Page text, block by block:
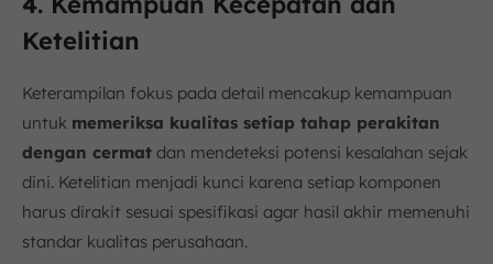
Ketelitian
Keterampilan fokus pada detail mencakup kemampuan
untuk memeriksa kualitas setiap tahap perakitan
dengan cermat dan mendeteksi potensi kesalahan sejak
dini. Ketelitian menjadi kunci karena setiap komponen
harus dirakit sesuai spesifikasi agar hasil akhir memenuhi
standar kualitas perusahaan.